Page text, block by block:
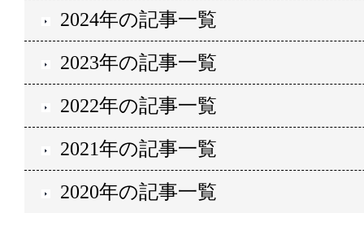
2024年の記事一覧
2023年の記事一覧
2022年の記事一覧
2021年の記事一覧
2020年の記事一覧